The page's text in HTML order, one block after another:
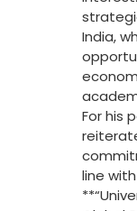
India,
For his
line